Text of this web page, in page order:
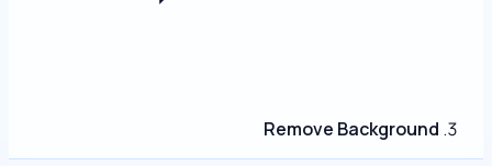
Remove Background